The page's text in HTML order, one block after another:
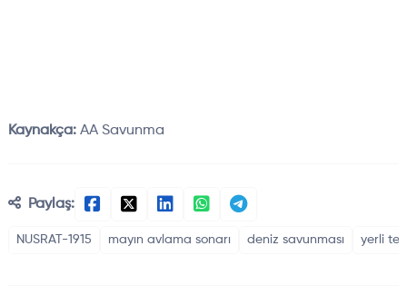
Kaynakça: AA Savunma
Paylaş:
NUSRAT-1915 mayın avlama sonarı deniz savunması yerli